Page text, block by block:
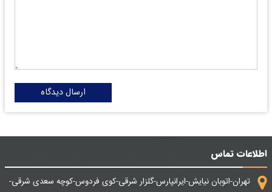
ارسال دیدگاه
اطلاعات تماس
تهران-اتوبان نیایش-ایرانپارس-گلزار شرقی-کوی فردوس-کوچه سعدی شرقی-